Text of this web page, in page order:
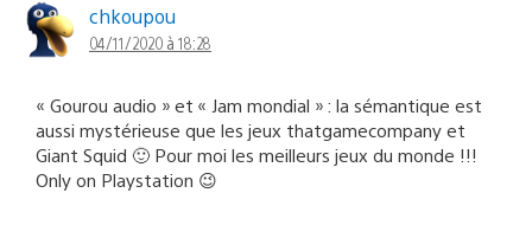
chkoupou
04/11/2020 à 18:28
« Gourou audio » et « Jam mondial » : la sémantique est
aussi mystérieuse que les jeux thatgamecompany et
Giant Squid 🙂 Pour moi les meilleurs jeux du monde !!!
Only on Playstation 😉